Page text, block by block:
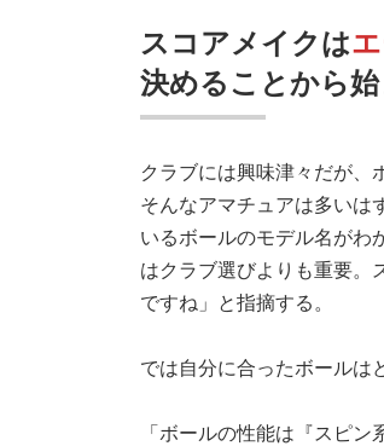
スコアメイクは
決めることから
クラブには興味津々だが、
そんなアマチュアは多いは
いるボールのモデル名がわ
はクラブ選びよりも重要。
ですね」と指摘する。
では自分に合ったボールは
「ボールの性能は『スピ